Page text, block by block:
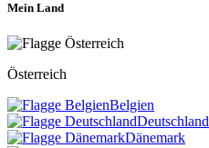
Mein Land
Österreich
Belgien
Deutschland
Dänemark